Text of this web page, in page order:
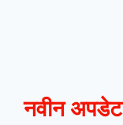
नवीन अपडेट